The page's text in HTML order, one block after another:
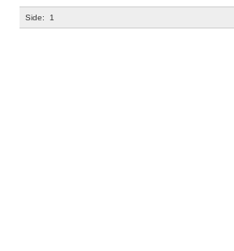
Side: 1